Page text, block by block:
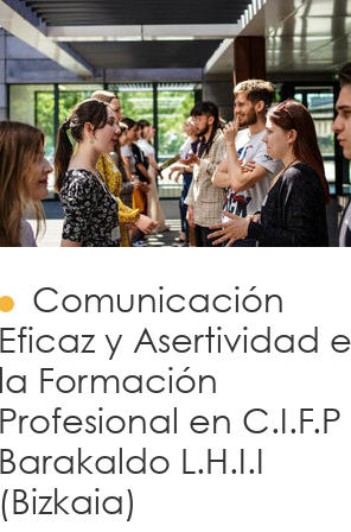
Comunicación
Eficaz y Asertividad
la Formación
Profesional en C.I.F.P
Barakaldo L.H.I.I
(Bizkaia)